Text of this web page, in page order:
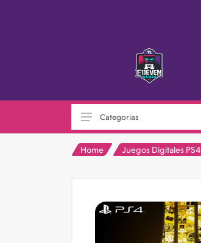
Categorias
Home Juegos Digitales PS4